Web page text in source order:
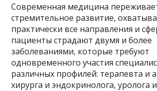
Современная медицина
стремительное развитие,
практически все направления и
пациенты страдают двумя и более
заболеваниями, которые требуют
одновременного участия
различных профилей: терапевта и
хирурга и эндокринолога, уролога